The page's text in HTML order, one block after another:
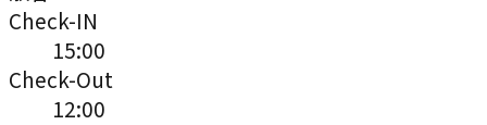
Check-IN
15:00
Check-Out
12:00